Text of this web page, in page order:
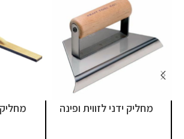
מחליק ידני לזווית ופינה מחליק